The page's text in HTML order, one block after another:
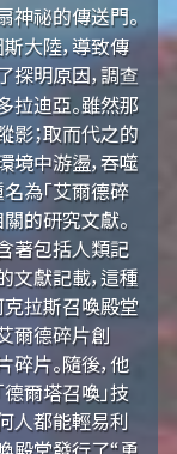
神祕的傳送門。
大陸，導致傳
探明原因，調查
拉迪亞。雖然那
影；取而代之的
境中游盪，吞噬
為「艾爾德碎
的研究文獻。
著包括人類記
文獻記載，這種
克拉斯召喚殿堂
爾德碎片創
片。隨後，他
爾塔召喚」技
人都能輕易利